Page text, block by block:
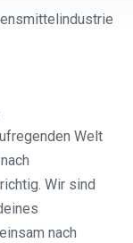
Welt
Wir sind
nach